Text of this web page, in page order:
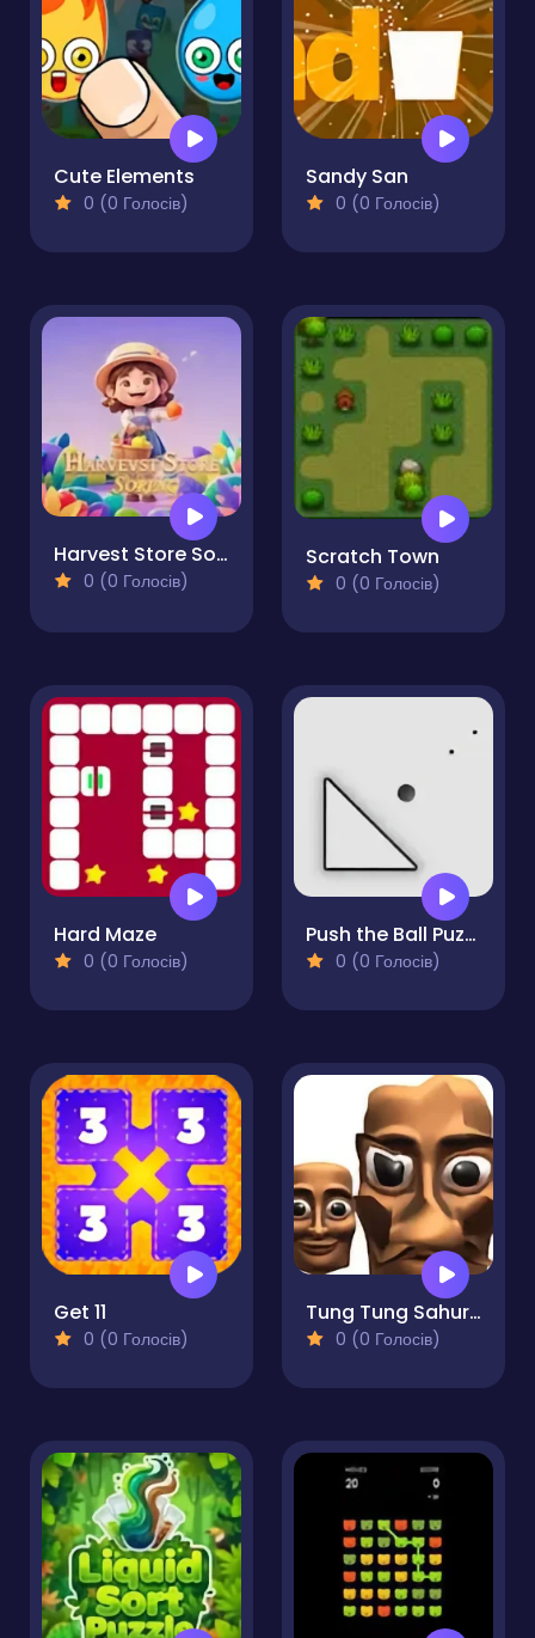
Cute Elements
0 (0 Голосів)
Sandy San
0 (0 Голосів)
Harvest Store Sorting
0 (0 Голосів)
Scratch Town
0 (0 Голосів)
Hard Maze
0 (0 Голосів)
Push the Ball Puzzle
0 (0 Голосів)
Get 11
0 (0 Голосів)
Tung Tung Sahur LOL Face
0 (0 Голосів)